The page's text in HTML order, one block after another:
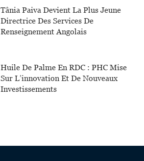
Tânia Paiva Devient La Plus Jeune
Directrice Des Services De
Renseignement Angolais
Huile De Palme En RDC : PHC Mise
Sur L’innovation Et De Nouveaux
Investissements